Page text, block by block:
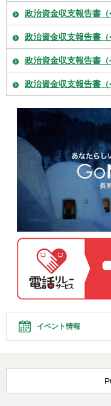
政治資金収支報告書
政治資金収支報告書
政治資金収支報告書
政治資金収支報告書
イベント情報